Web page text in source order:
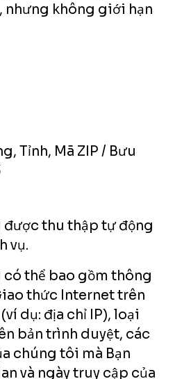
nhưng không giới hạn
Tỉnh, Mã ZIP / Bưu
được thu thập tự động
vụ.
thể bao gồm thông
thức Internet trên
dụ: địa chỉ IP), loại
bản trình duyệt, các
chúng tôi mà Bạn
và ngày truy cập của